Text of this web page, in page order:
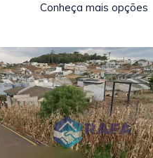
Conheça mais opções